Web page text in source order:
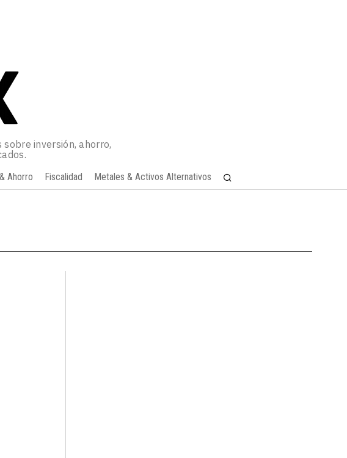
inversión, ahorro,
Ahorro Fiscalidad Metales & Activos Alternativos